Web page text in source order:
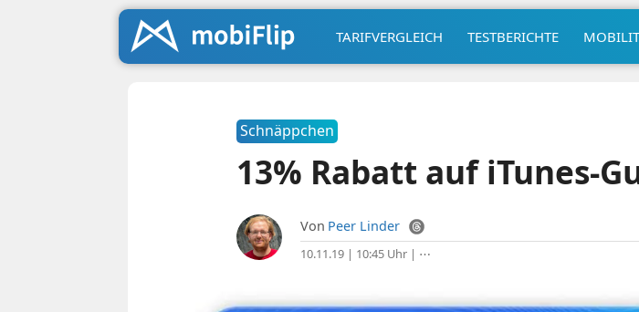
TARIFVERGLEICH TESTBERICHTE
Schnäppchen
13% Rabatt auf iTunes-
Von Peer Linder
10.11.19 | 10:45 Uhr| ⋯